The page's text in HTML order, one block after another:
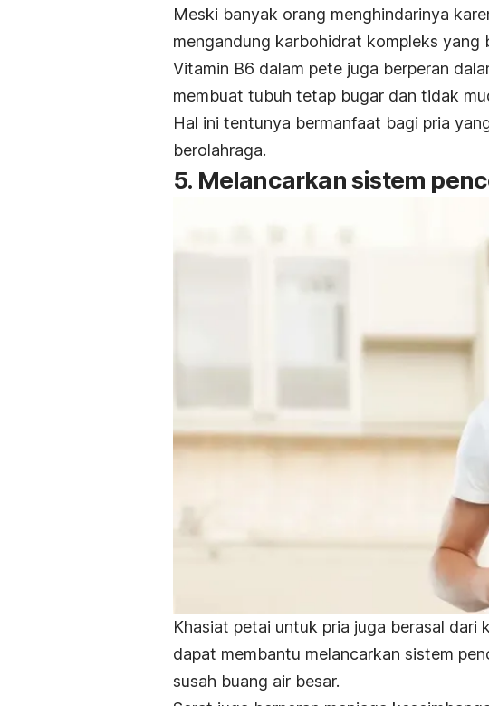
Meski banyak orang menghindarinya
mengandung karbohidrat kompleks yang
Vitamin B6 dalam pete juga berperan
membuat tubuh tetap bugar dan tidak
Hal ini tentunya bermanfaat bagi pria
berolahraga.
5. Melancarkan sistem
Khasiat petai untuk pria juga berasal dari
dapat membantu melancarkan sistem
susah buang air besar.